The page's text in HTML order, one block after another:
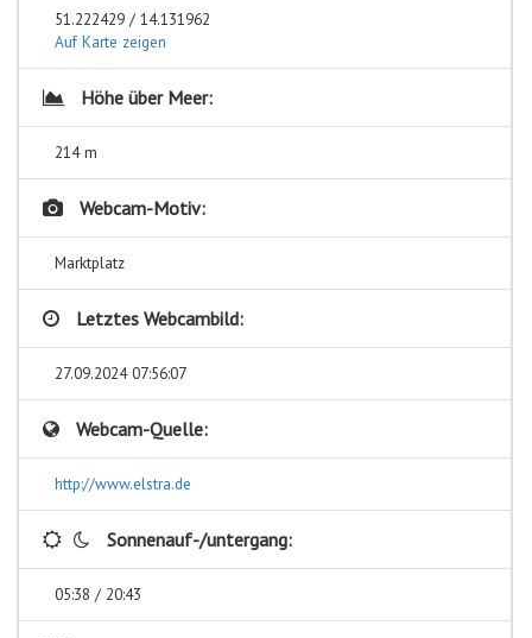
51.222429 / 14.131962
Auf Karte zeigen
Höhe über Meer:
214 m
Webcam-Motiv:
Marktplatz
Letztes Webcambild:
27.09.2024 07:56:07
Webcam-Quelle:
http://www.elstra.de
Sonnenauf-/untergang:
05:38 / 20:43